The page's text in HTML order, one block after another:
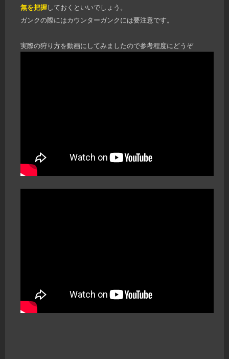
無を把握しておくといいでしょう。
ガンクの際にはカウンターガンクには要注意です。
実際の狩り方を動画にしてみましたので参考程度にどうぞ